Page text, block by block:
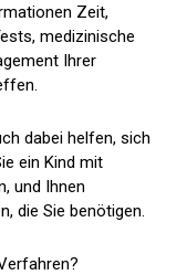
Zeit,
medizinische
Ihrer
dabei helfen, sich
ein Kind mit
und Ihnen
die Sie benötigen.